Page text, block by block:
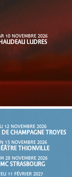
10 NOVEMBRE 2026
LUDRES
12 NOVEMBRE 2026
CHAMPAGNE TROYES
13 NOVEMBRE 2026
THIONVILLE
28 NOVEMBRE 2026
STRASBOURG
11 FÉVRIER 2027